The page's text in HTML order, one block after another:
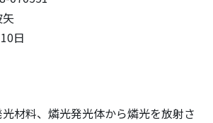
日
材料、燐光発光体から燐光を放射さ